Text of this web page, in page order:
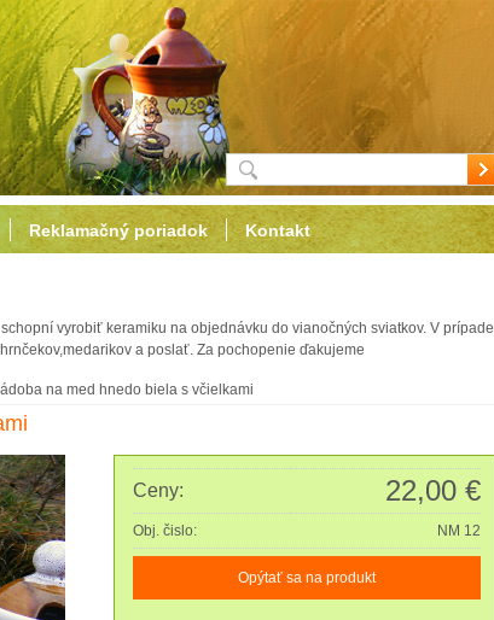
vyrobiť keramiku na objednávku do vianočných sviatkov. V prípade
a poslať. Za pochopenie ďakujeme
na med hnedo biela s včielkami
Ceny: 22,00 €
Obj. čislo: NM 12
Opýtať sa na produkt
Reklamačný poriadok Kontakt